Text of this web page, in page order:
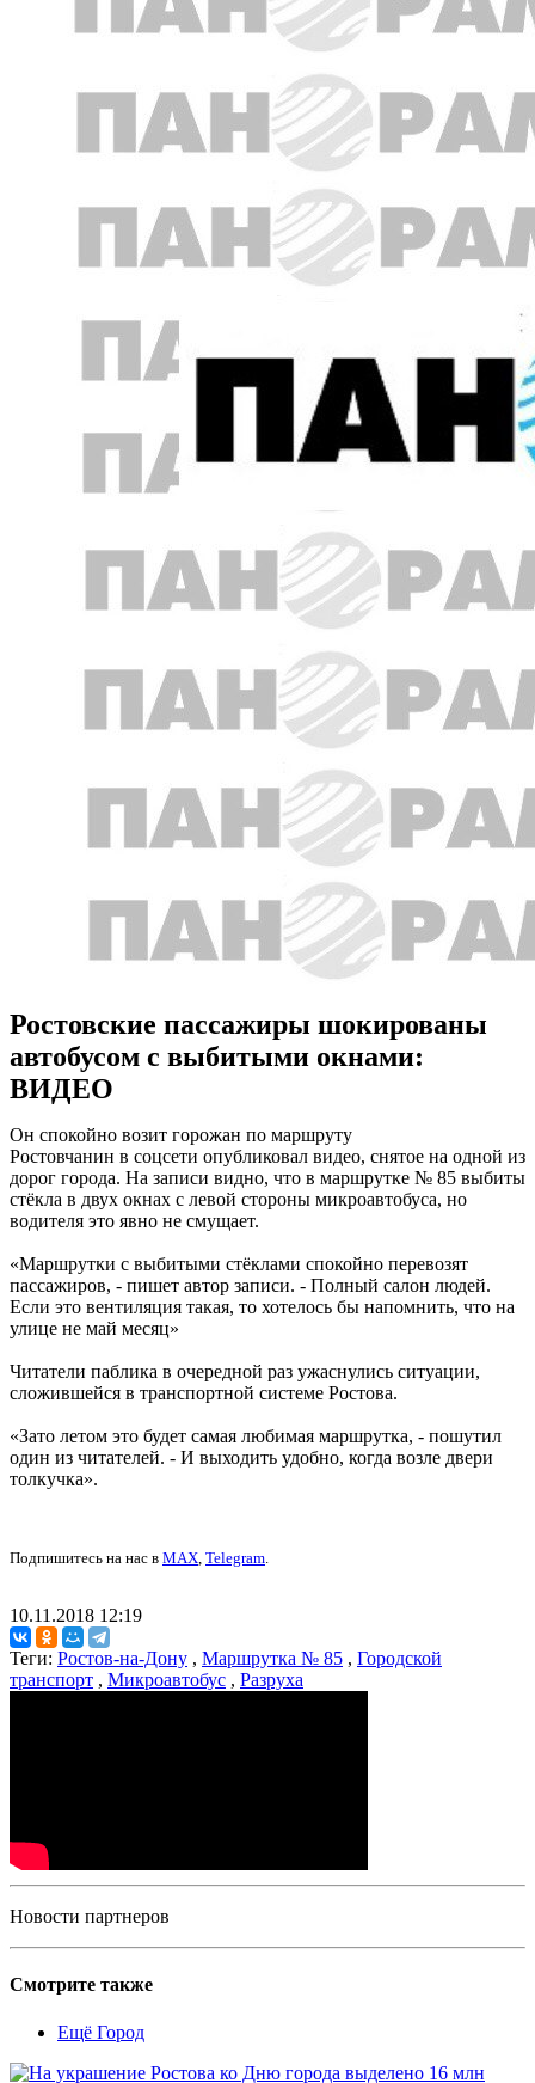
Ростовские пассажиры шокированы
автобусом с выбитыми окнами:
ВИДЕО
Он спокойно возит горожан по маршруту
Ростовчанин в соцсети опубликовал видео, снятое на одной из
дорог города. На записи видно, что в маршрутке № 85 выбиты
стёкла в двух окнах с левой стороны микроавтобуса, но
водителя это явно не смущает.
«Маршрутки с выбитыми стёклами спокойно перевозят
пассажиров, - пишет автор записи. - Полный салон людей.
Если это вентиляция такая, то хотелось бы напомнить, что на
улице не май месяц»
Читатели паблика в очередной раз ужаснулись ситуации,
сложившейся в транспортной системе Ростова.
«Зато летом это будет самая любимая маршрутка, - пошутил
один из читателей. - И выходить удобно, когда возле двери
толкучка».
Подпишитесь на нас в MAX, Telegram.
10.11.2018 12:19
Теги: Ростов-на-Дону , Маршрутка № 85 , Городской
транспорт , Микроавтобус , Разруха
Новости партнеров
Смотрите также
Ещё Город